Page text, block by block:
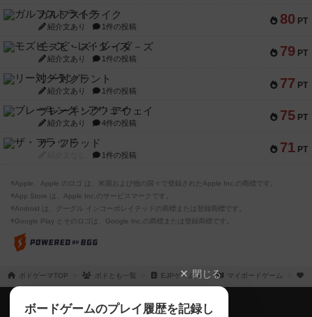
80 PT
ガルフストライク
紹介文あり 1件の投稿
79 PT
モズビ－ズ・レイダ－ズ
紹介文あり 1件の投稿
77 PT
リー対グラント
紹介文あり 1件の投稿
75 PT
ブレーキング・アウェイ
紹介文あり 4件の投稿
71 PT
ザ・フラッド
1件の投稿
※Apple、Apple のロゴ は、米国および他の国々で登録されたApple Inc.の商標です。
※App Store は、Apple Inc.のサービスマークです。
※Android は、グーグル インコーポレイテッドの商標または登録商標です。
※Google Play とそのロゴは、Google Inc.の商標または登録商標です。
ボドゲーマTOP ボドとも一覧 EJPゲームズ マイボードゲーム
閉じる
ボードゲームのプレイ履歴を記録し
ボドゲーマTOP